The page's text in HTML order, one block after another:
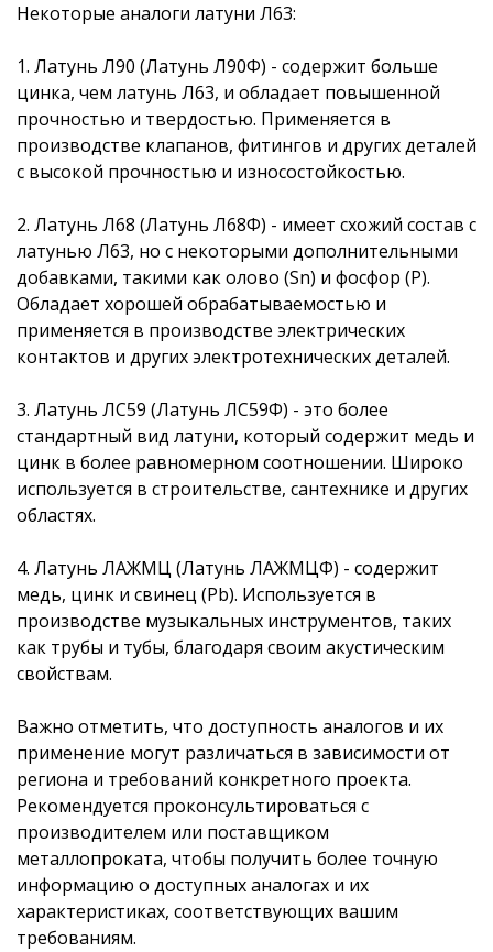
Некоторые аналоги латуни Л63:
1. Латунь Л90 (Латунь Л90Ф) - содержит больше
цинка, чем латунь Л63, и обладает повышенной
прочностью и твердостью. Применяется в
производстве клапанов, фитингов и других деталей
с высокой прочностью и износостойкостью.
2. Латунь Л68 (Латунь Л68Ф) - имеет схожий состав с
латунью Л63, но с некоторыми дополнительными
добавками, такими как олово (Sn) и фосфор (P).
Обладает хорошей обрабатываемостью и
применяется в производстве электрических
контактов и других электротехнических деталей.
3. Латунь ЛС59 (Латунь ЛС59Ф) - это более
стандартный вид латуни, который содержит медь и
цинк в более равномерном соотношении. Широко
используется в строительстве, сантехнике и других
областях.
4. Латунь ЛАЖМЦ (Латунь ЛАЖМЦФ) - содержит
медь, цинк и свинец (Pb). Используется в
производстве музыкальных инструментов, таких
как трубы и тубы, благодаря своим акустическим
свойствам.
Важно отметить, что доступность аналогов и их
применение могут различаться в зависимости от
региона и требований конкретного проекта.
Рекомендуется проконсультироваться с
производителем или поставщиком
металлопроката, чтобы получить более точную
информацию о доступных аналогах и их
характеристиках, соответствующих вашим
требованиям.